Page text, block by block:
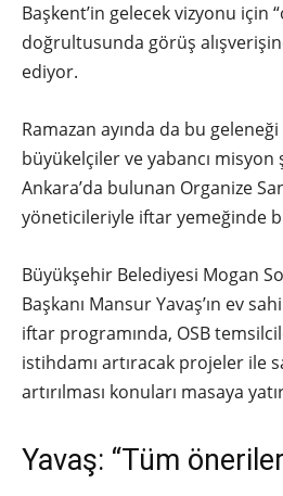
Başkent’in gelecek vizyonu için
doğrultusunda görüş
ediyor.
Ramazan ayında da bu
büyükelçiler ve yabancı
Ankara’da bulunan Organize
yöneticileriyle iftar yemeğinde
Büyükşehir Belediyesi Mogan
Başkanı Mansur Yavaş’ın ev
iftar programında, OSB
istihdamı artıracak projeler ile
artırılması konuları masaya
Yavaş: “Tüm